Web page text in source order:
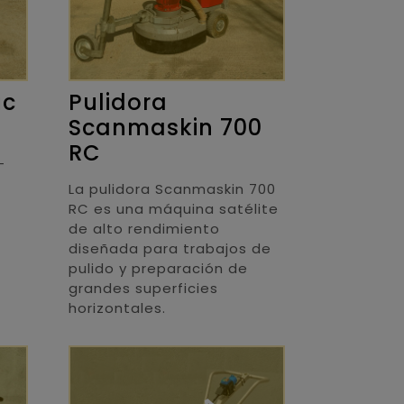
Pulidora
Scanmaskin 700
RC
La pulidora Scanmaskin 700
RC es una máquina satélite
de alto rendimiento
diseñada para trabajos de
pulido y preparación de
grandes superficies
horizontales.